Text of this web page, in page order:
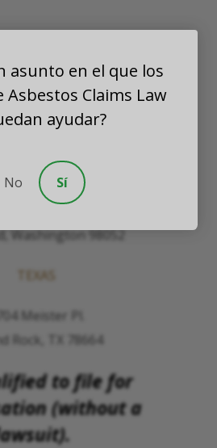
of Justinian C. Lane, Esq –
PLLC
164th Avenue NE
Washington 98052
TEXAS
Meister Pl.
Rock, TX 78664
to file for
(without a
asunto en el que los
Asbestos Claims Law
ayudar?
No Sí